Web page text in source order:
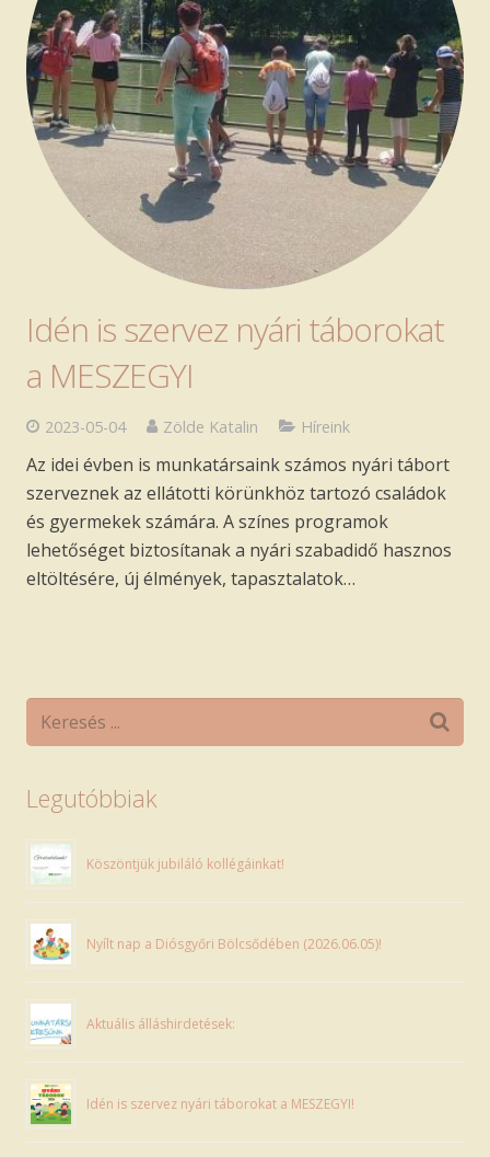
Idén is szervez nyári táborokat
a MESZEGYI
2023-05-04 Zölde Katalin Híreink
Az idei évben is munkatársaink számos nyári tábort
szerveznek az ellátotti körünkhöz tartozó családok
és gyermekek számára. A színes programok
lehetőséget biztosítanak a nyári szabadidő hasznos
eltöltésére, új élmények, tapasztalatok…
Legutóbbiak
Köszöntjük jubiláló kollégáinkat!
Nyílt nap a Diósgyőri Bölcsődében (2026.06.05)!
Aktuális álláshirdetések:
Idén is szervez nyári táborokat a MESZEGYI!